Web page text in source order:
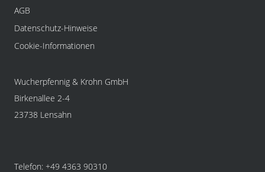
AGB
Datenschutz-Hinweise
Cookie-Informationen
Wucherpfennig & Krohn GmbH
Birkenallee 2-4
23738 Lensahn
Telefon: +49 4363 90310